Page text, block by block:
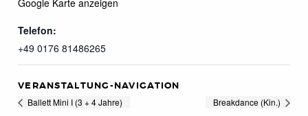
Telefon:
+49 0176 81486265
VERANSTALTUNG-NAVIGATION
Ballett Mini I (3 + 4 Jahre) Breakdance (Kin.)